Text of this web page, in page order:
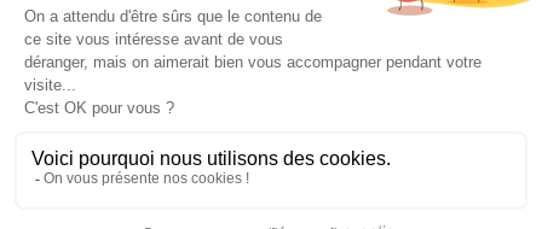
Profitez, on s'en
occupe !